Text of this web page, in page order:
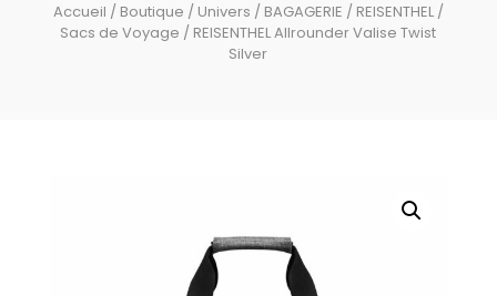
Accueil / Boutique / Univers / BAGAGERIE / REISENTHEL/
Sacs de Voyage / REISENTHEL Allrounder Valise Twist
Silver